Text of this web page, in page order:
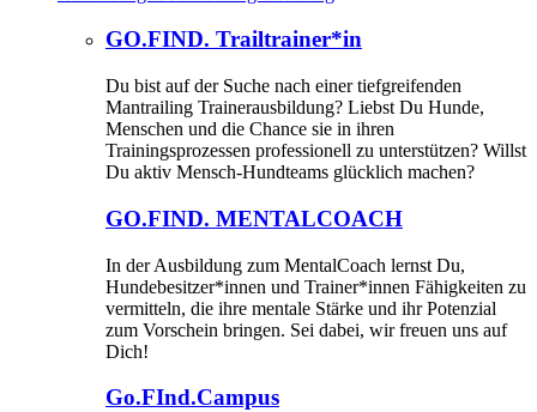
GO.FIND. Trailtrainer*in
Du bist auf der Suche nach einer tiefgreifenden
Mantrailing Trainerausbildung? Liebst Du Hunde,
Menschen und die Chance sie in ihren
Trainingsprozessen professionell zu unterstützen? Willst
Du aktiv Mensch-Hundteams glücklich machen?
GO.FIND. MENTALCOACH
In der Ausbildung zum MentalCoach lernst Du,
Hundebesitzer*innen und Trainer*innen Fähigkeiten zu
vermitteln, die ihre mentale Stärke und ihr Potenzial
zum Vorschein bringen. Sei dabei, wir freuen uns auf
Dich!
Go.FInd.Campus